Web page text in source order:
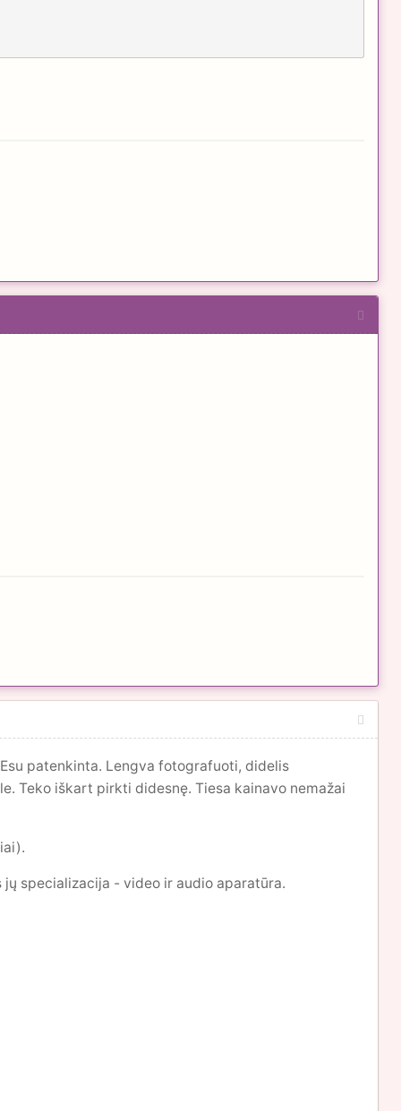
patenkinta. Lengva fotografuoti, didelis
Teko iškart pirkti didesnę. Tiesa kainavo nemažai
specializacija - video ir audio aparatūra.